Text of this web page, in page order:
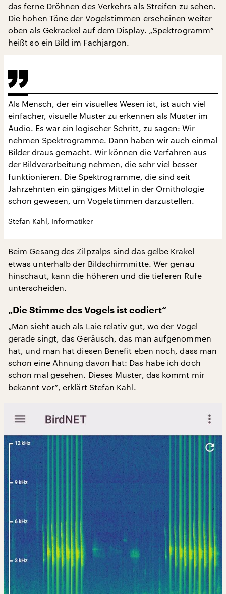
das ferne Dröhnen des Verkehrs als Streifen zu sehen.
Die hohen Töne der Vogelstimmen erscheinen weiter
oben als Gekrackel auf dem Display. „Spektrogramm“
heißt so ein Bild im Fachjargon.
Als Mensch, der ein visuelles Wesen ist, ist auch viel
einfacher, visuelle Muster zu erkennen als Muster im
Audio. Es war ein logischer Schritt, zu sagen: Wir
nehmen Spektrogramme. Dann haben wir auch einmal
Bilder draus gemacht. Wir können die Verfahren aus
der Bildverarbeitung nehmen, die sehr viel besser
funktionieren. Die Spektrogramme, die sind seit
Jahrzehnten ein gängiges Mittel in der Ornithologie
schon gewesen, um Vogelstimmen darzustellen.
Stefan Kahl, Informatiker
Beim Gesang des Zilpzalps sind das gelbe Krakel
etwas unterhalb der Bildschirmmitte. Wer genau
hinschaut, kann die höheren und die tieferen Rufe
unterscheiden.
„Die Stimme des Vogels ist codiert“
„Man sieht auch als Laie relativ gut, wo der Vogel
gerade singt, das Geräusch, das man aufgenommen
hat, und man hat diesen Benefit eben noch, dass man
schon eine Ahnung davon hat: Das habe ich doch
schon mal gesehen. Dieses Muster, das kommt mir
bekannt vor“, erklärt Stefan Kahl.